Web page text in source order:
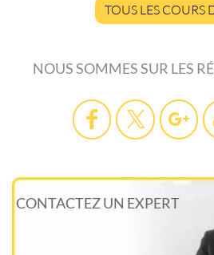
TOUS LES COURS
NOUS SOMMES SUR LES
CONTACTEZ UN EXPERT